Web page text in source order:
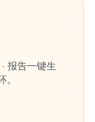
报告一键生